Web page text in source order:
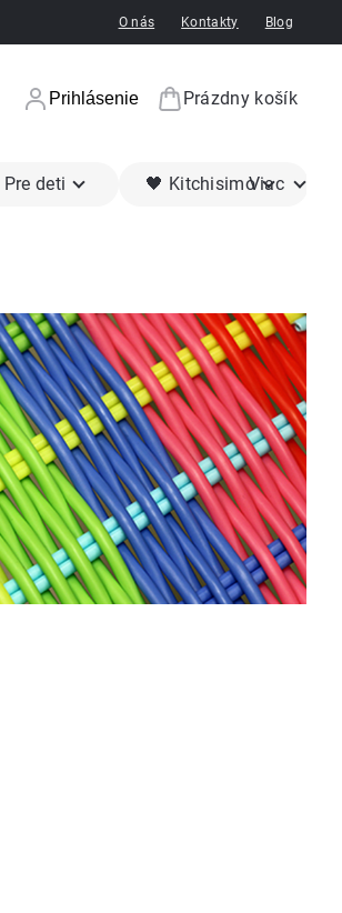
O nás Kontakty Blog
Prihlásenie
Nákupný
Prázdny košík
Pre deti 🖤 KitchisimoViac